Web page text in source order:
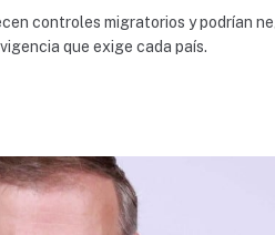
controles migratorios y podrían
que exige cada país.